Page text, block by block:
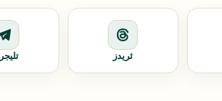
ثريدز